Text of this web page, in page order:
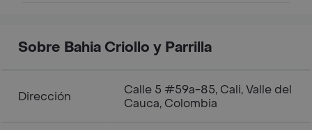
Sobre Bahia Criollo y Parrilla
Dirección
Calle 5 #59a-85, Cali, Valle del
Cauca, Colombia